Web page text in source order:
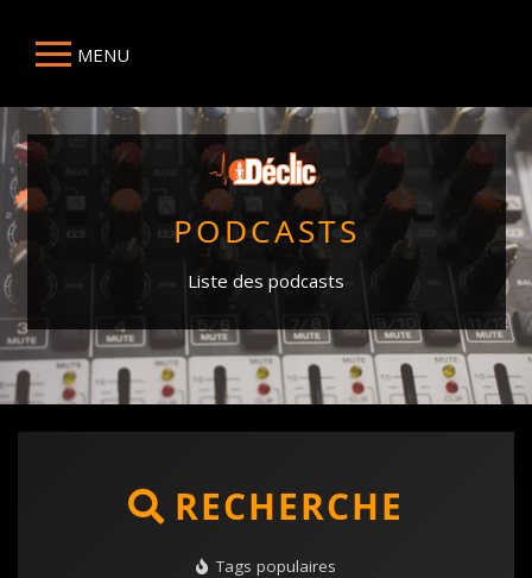
MENU
PODCASTS
Liste des podcasts
RECHERCHE
Tags populaires